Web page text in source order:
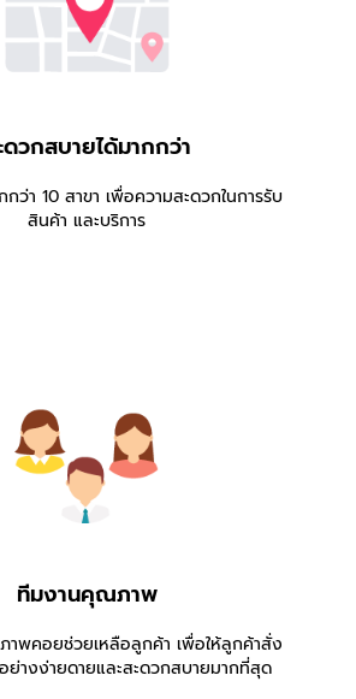
ดวกสบายได้มากกว่า
กว่า 10 สาขา เพื่อความสะดวกในการรับ
สินค้า และบริการ
ทีมงานคุณภาพ
าพคอยช่วยเหลือลูกค้า เพื่อให้ลูกค้าสั่ง
ย่างง่ายดายและสะดวกสบายมากที่สุด